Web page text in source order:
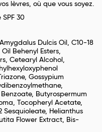
lèvres, où que vous soyez.
SPF 30
Dulcis Oil, C10-18
Behenyl Esters,
Cetearyl Alcohol,
Gossypium
Butyrospermum
Tocopheryl Acetate,
Sesquioleate, Helianthus
Flower Extract, Bis-